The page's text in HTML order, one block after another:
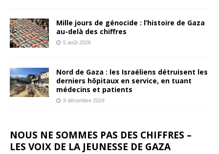
Mille jours de génocide : l’histoire de Gaza
au-delà des chiffres
5 août 2026
Nord de Gaza : les Israéliens détruisent les
derniers hôpitaux en service, en tuant
médecins et patients
9 décembre 2024
NOUS NE SOMMES PAS DES CHIFFRES –
LES VOIX DE LA JEUNESSE DE GAZA